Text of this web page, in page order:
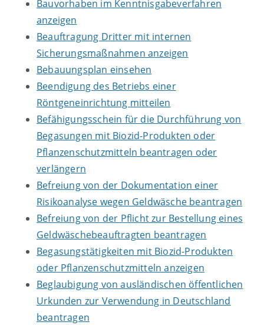
Bauvorhaben im Kenntnisgabeverfahren
anzeigen
Beauftragung Dritter mit internen
Sicherungsmaßnahmen anzeigen
Bebauungsplan einsehen
Beendigung des Betriebs einer
Röntgeneinrichtung mitteilen
Befähigungsschein für die Durchführung von
Begasungen mit Biozid-Produkten oder
Pflanzenschutzmitteln beantragen oder
verlängern
Befreiung von der Dokumentation einer
Risikoanalyse wegen Geldwäsche beantragen
Befreiung von der Pflicht zur Bestellung eines
Geldwäschebeauftragten beantragen
Begasungstätigkeiten mit Biozid-Produkten
oder Pflanzenschutzmitteln anzeigen
Beglaubigung von ausländischen öffentlichen
Urkunden zur Verwendung in Deutschland
beantragen